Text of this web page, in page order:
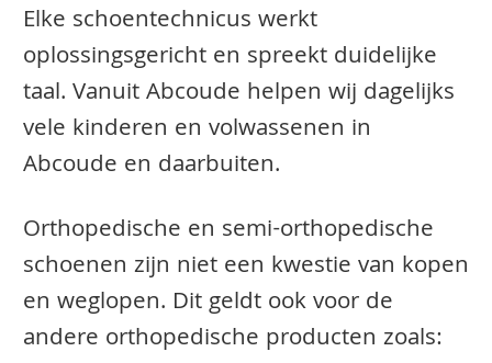
Elke schoentechnicus werkt
oplossingsgericht en spreekt duidelijke
taal. Vanuit Abcoude helpen wij dagelijks
vele kinderen en volwassenen in
Abcoude en daarbuiten.
​​​​Orthopedische en semi-orthopedische
schoenen zijn niet een kwestie van kopen
en weglopen. Dit geldt ook voor de
andere orthopedische producten zoals: